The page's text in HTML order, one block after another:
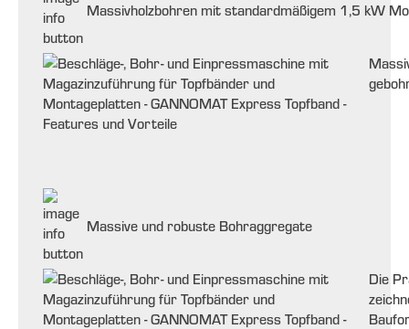
Massivholzbohren mit standardmäßigem 1,5 kW
Massive und robuste Bohraggregate
Die